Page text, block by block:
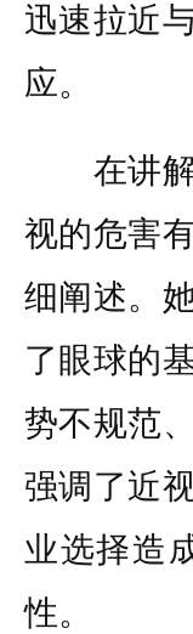
迅速拉近
应。
在讲解
视的危害
细阐述。
了眼球的
势不规范
强调了近
业选择造
性。